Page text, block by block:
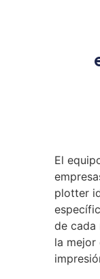
El
plotter
de cada
la mejor